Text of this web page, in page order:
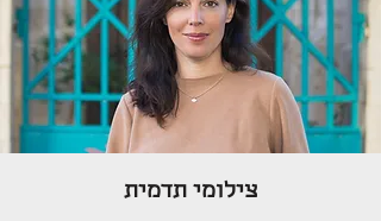
צילומי תדמית